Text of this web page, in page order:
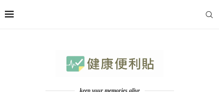
keep your memories alive